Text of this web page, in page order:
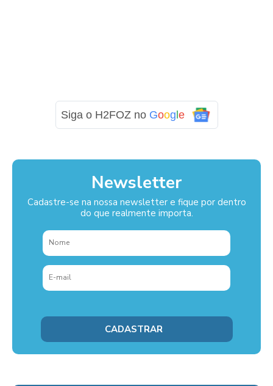
Siga o H2FOZ no Goog e
Newsletter
Cadastre-se na nossa newsletter e fique por dentro
do que realmente importa.